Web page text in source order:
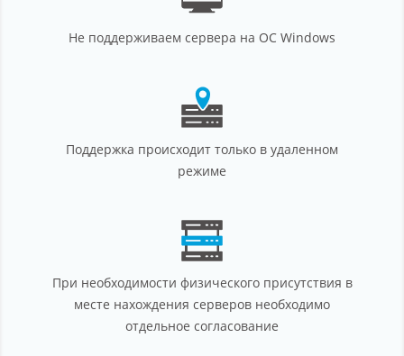
Не поддерживаем сервера на ОС Windows
Поддержка происходит только в удаленном
режиме
При необходимости физического присутствия в
месте нахождения серверов необходимо
отдельное согласование